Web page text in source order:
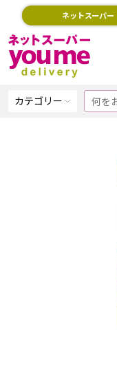
ネットスーパー
カテゴリー